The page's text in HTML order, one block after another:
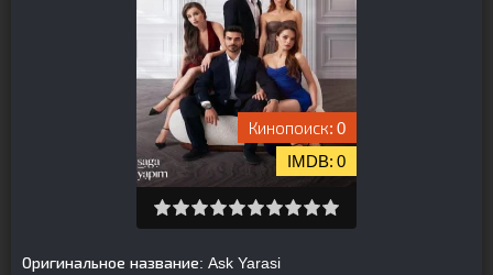
0
0
Оригинальное название: Ask Yarasi